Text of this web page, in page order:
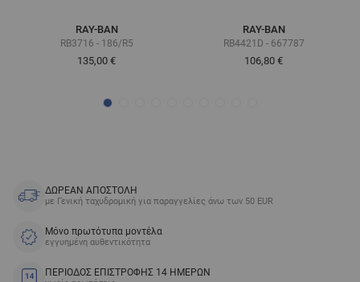
RAY-BAN
RB3716 - 186/R5
135,00 €
RAY-BAN
RB4421D - 667787
106,80 €
ΔΩΡΕΑΝ ΑΠΟΣΤΟΛΗ
με Γενική ταχυδρομική για παραγγελίες άνω των 50 EUR
Μόνο πρωτότυπα μοντέλα
εγγυημένη αυθεντικότητα
ΠΕΡΙΟΔΟΣ ΕΠΙΣΤΡΟΦΗΣ 14 ΗΜΕΡΩΝ